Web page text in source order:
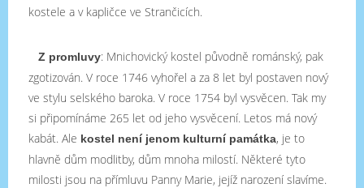
kostele a v kapličce ve Strančicích.
Z promluvy: Mnichovický kostel původně románský, pak
zgotizován. V roce 1746 vyhořel a za 8 let byl postaven nový
ve stylu selského baroka. V roce 1754 byl vysvěcen. Tak my
si připomínáme 265 let od jeho vysvěcení. Letos má nový
kabát. Ale kostel není jenom kulturní památka, je to
hlavně dům modlitby, dům mnoha milostí. Některé tyto
milosti jsou na přímluvu Panny Marie, jejíž narození slavíme.